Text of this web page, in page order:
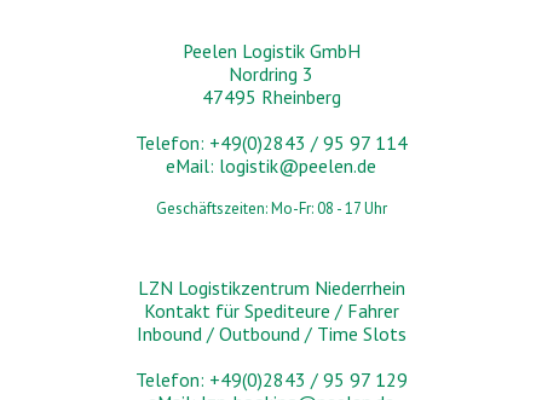
Peelen Logistik GmbH
Nordring 3
47495 Rheinberg
Telefon: +49(0)2843 / 95 97 114
eMail: logistik@peelen.de
Geschäftszeiten: Mo-Fr: 08 - 17 Uhr
LZN Logistikzentrum Niederrhein
Kontakt für Spediteure / Fahrer
Inbound / Outbound / Time Slots
Telefon: +49(0)2843 / 95 97 129